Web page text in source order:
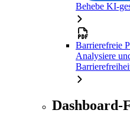
Behebe KI-
Barrierefreie
Analysiere
Dashboard-